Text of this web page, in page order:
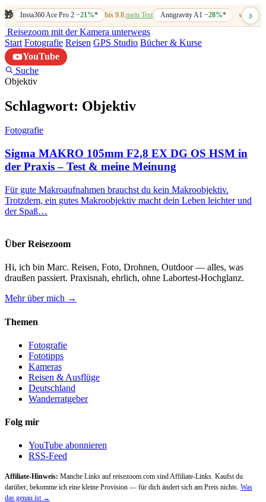
🎁 Insta360 Ace Pro 2−21%* bis 9.8.mein Test Antigravity A1 −28%* bis 7.8.
›
Reisezoom mit der Kamera unterwegs
Start Fotografie Reisen GPS Studio Bücher & Kurse
YouTube
Suche
Objektiv
Schlagwort: Objektiv
Fotografie
Sigma MAKRO 105mm F2,8 EX DG OS HSM in
der Praxis – Test & meine Meinung
Für gute Makroaufnahmen brauchst du kein Makroobjektiv.
Trotzdem, ein gutes Makroobjektiv macht dein Leben leichter und
der Spaß…
Über Reisezoom
Hi, ich bin Marc. Reisen, Foto, Drohnen, Outdoor — alles, was
draußen passiert. Praxisnah, ehrlich, ohne Labortest-Hochglanz.
Mehr über mich →
Themen
Fotografie
Fototipps
Kameras
Reisen & Ausflüge
Deutschland
Wanderratgeber
Folg mir
YouTube abonnieren
RSS-Feed
Affiliate-Hinweis: Manche Links auf reisezoom.com sind Affiliate-Links. Kaufst du
darüber, bekomme ich eine kleine Provision — für dich ändert sich am Preis nichts. Was
das genau ist →